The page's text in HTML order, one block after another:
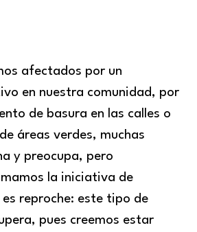
afectados por un
en nuestra comunidad, por
de basura en las calles o
áreas verdes, muchas
y preocupa, pero
la iniciativa de
reproche: este tipo de
pues creemos estar